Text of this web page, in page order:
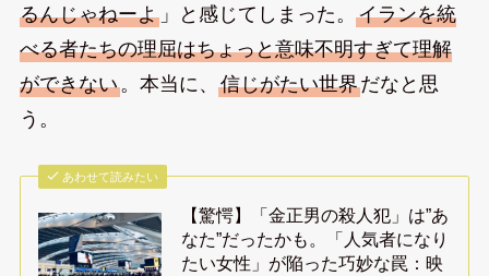
るんじゃねーよ」と感じてしまった。 イランを統
べる者たちの理屈はちょっと意味不明すぎて理解
ができない。本当に、 信じがたい世界だなと思
う。
あわせて読みたい
【驚愕】「金正男の殺人犯」は”あ
なた”だったかも。「人気者になり
たい女性」が陥った巧妙な罠：映